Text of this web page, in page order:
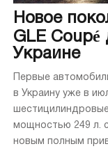
Новое
GLE Coupé
Украине
Первые
в Украину уже в
мощностью 249 л.
новым полным